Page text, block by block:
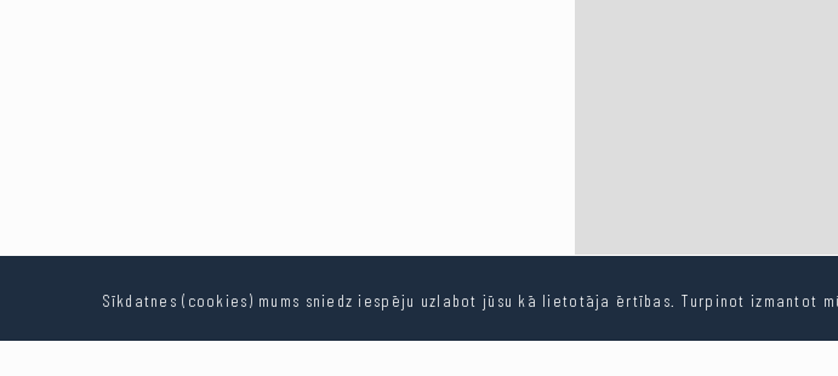
Sīkdatnes (cookies) mums sniedz iespēju uzlabot jūsu kā lietotāja ērtības. Turpinot izmantot